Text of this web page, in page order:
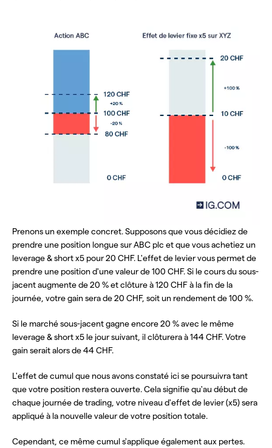
Prenons un exemple concret. Supposons que vous décidiez de
prendre une position longue sur ABC plc et que vous achetiez un
leverage & short x5 pour 20 CHF. L'effet de levier vous permet de
prendre une position d'une valeur de 100 CHF. Si le cours du sous-
jacent augmente de 20 % et clôture à 120 CHF à la fin de la
journée, votre gain sera de 20 CHF, soit un rendement de 100 %.
Si le marché sous-jacent gagne encore 20 % avec le même
leverage & short x5 le jour suivant, il clôturera à 144 CHF. Votre
gain serait alors de 44 CHF.
L'effet de cumul que nous avons constaté ici se poursuivra tant
que votre position restera ouverte. Cela signifie qu'au début de
chaque journée de trading, votre niveau d'effet de levier (x5) sera
appliqué à la nouvelle valeur de votre position totale.
Cependant, ce même cumul s'applique également aux pertes.